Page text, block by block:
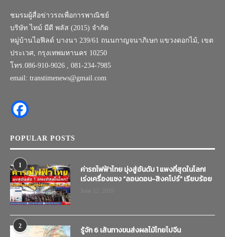
ชมรมผู้สื่อข่าวรถเพื่อการพาณิชย์
บริษัท ไทม์ มีดี พลัส (2015) จำกัด
หมู่บ้านไอฟีลด์ บางนา 239/61 ถนนกาญจนาภิเษก แขวงดอกไม้, เขต
ประเวศ, กรุงเทพมหานคร 10250
โทร.086-910-9026 , 081-234-7985
email: transtimenews@gmail.com
POPULAR POSTS
1
ค่ารถไฟฟ้าไทย มุ่งสู่อันดับ 1 แพงที่สุดในโลก!
เร่งเครื่องแซง “ลอนดอน-สิงคโปร์” เรียบร้อย
2 รู้จัก 6 เส้นทางขนส่งผลไม้ไทยไปจีน